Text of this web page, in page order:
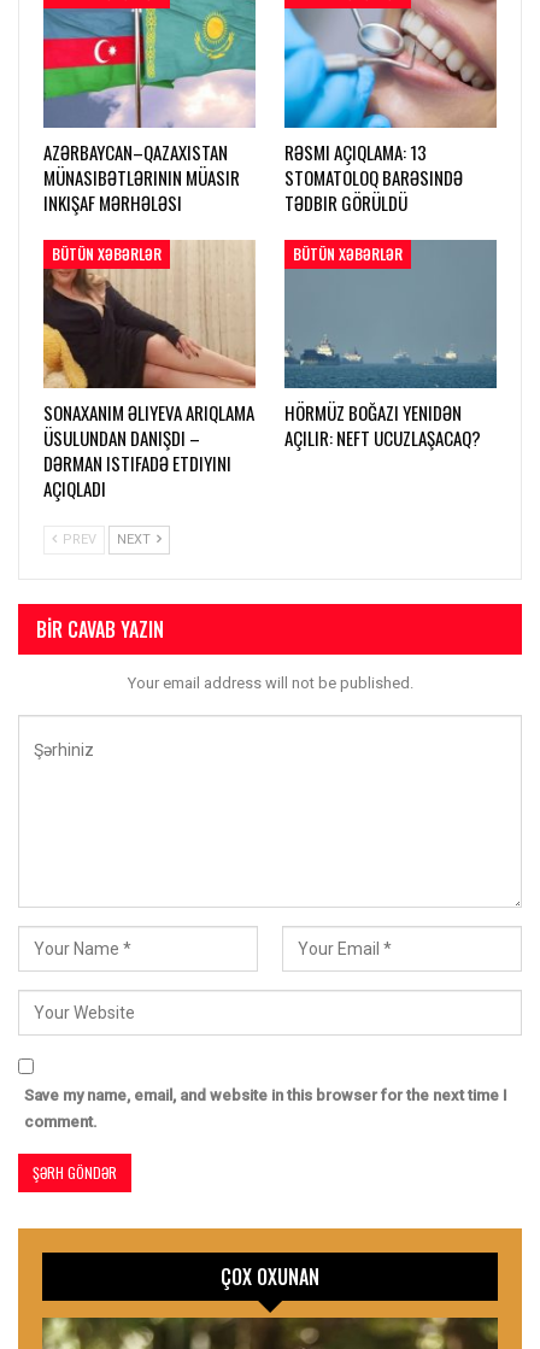
AZƏRBAYCAN–QAZAXISTAN
MÜNASIBƏTLƏRININ MÜASIR
INKIŞAF MƏRHƏLƏSI
RƏSMI AÇIQLAMA: 13
STOMATOLOQ BARƏSINDƏ
TƏDBIR GÖRÜLDÜ
BÜTÜN XƏBƏRLƏR
SONAXANIM ƏLIYEVA ARIQLAMA
ÜSULUNDAN DANIŞDI –
DƏRMAN ISTIFADƏ ETDIYINI
AÇIQLADI
BÜTÜN XƏBƏRLƏR
HÖRMÜZ BOĞAZI YENIDƏN
AÇILIR: NEFT UCUZLAŞACAQ?
PREV NEXT
BIR CAVAB YAZIN
Your email address will not be published.
Save my name, email, and website in this browser for the next time I
comment.
ÇOX OXUNAN